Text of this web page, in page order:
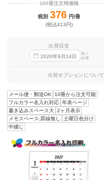
100冊注文時価格
税別 376 円/冊
(税込413円)
出荷目安
2026年9 月14日
迄に
出荷
出荷オプションについて
メール便・郵送OK 10冊から注文可能
フルカラー名入れ対応 年表ページ
書き込みスペース大 2ヶ月表示
メモスペース:罫線無し
土曜日色分け
中綴じ